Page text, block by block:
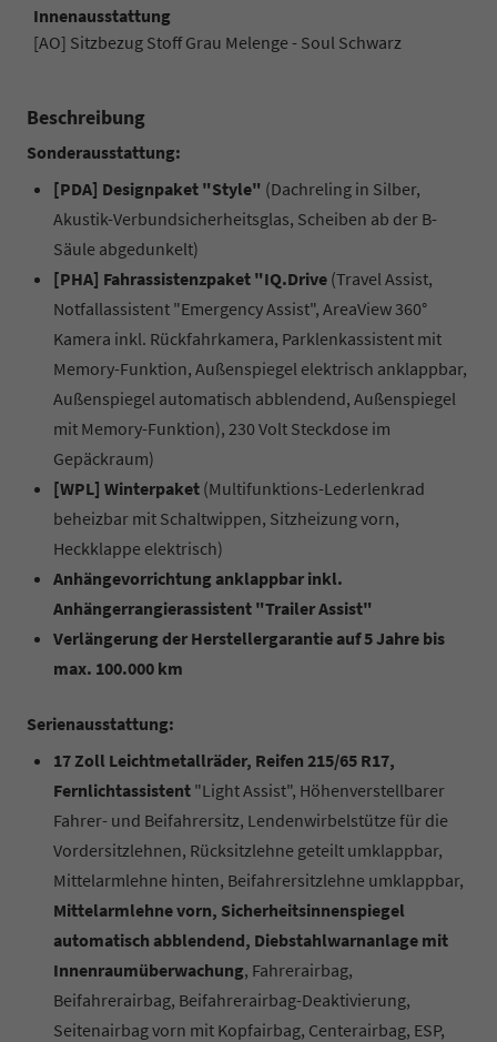
Innenausstattung
[AO] Sitzbezug Stoff Grau Melenge - Soul Schwarz
Beschreibung
Sonderausstattung:
[PDA] Designpaket "Style" (Dachreling in Silber,
Akustik-Verbundsicherheitsglas, Scheiben ab der B-
Säule abgedunkelt)
[PHA] Fahrassistenzpaket "IQ.Drive (Travel Assist,
Notfallassistent "Emergency Assist", AreaView 360°
Kamera inkl. Rückfahrkamera, Parklenkassistent mit
Memory-Funktion, Außenspiegel elektrisch anklappbar,
Außenspiegel automatisch abblendend, Außenspiegel
mit Memory-Funktion), 230 Volt Steckdose im
Gepäckraum)
[WPL] Winterpaket (Multifunktions-Lederlenkrad
beheizbar mit Schaltwippen, Sitzheizung vorn,
Heckklappe elektrisch)
Anhängevorrichtung anklappbar inkl.
Anhängerrangierassistent "Trailer Assist"
Verlängerung der Herstellergarantie auf 5 Jahre bis
max. 100.000 km
Serienausstattung:
17 Zoll Leichtmetallräder, Reifen 215/65 R17,
Fernlichtassistent "Light Assist", Höhenverstellbarer
Fahrer- und Beifahrersitz, Lendenwirbelstütze für die
Vordersitzlehnen, Rücksitzlehne geteilt umklappbar,
Mittelarmlehne hinten, Beifahrersitzlehne umklappbar,
Mittelarmlehne vorn, Sicherheitsinnenspiegel
automatisch abblendend, Diebstahlwarnanlage mit
Innenraumüberwachung, Fahrerairbag,
Beifahrerairbag, Beifahrerairbag-Deaktivierung,
Seitenairbag vorn mit Kopfairbag, Centerairbag, ESP,